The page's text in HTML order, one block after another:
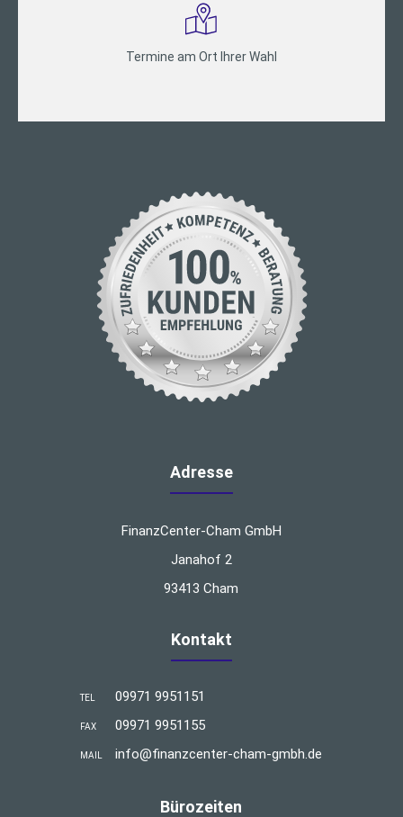
Termine am Ort Ihrer Wahl
Adresse
FinanzCenter-Cham GmbH
Janahof 2
93413 Cham
Kontakt
TEL 09971 9951151
FAX 09971 9951155
MAIL info@finanzcenter-cham-gmbh.de
Bürozeiten